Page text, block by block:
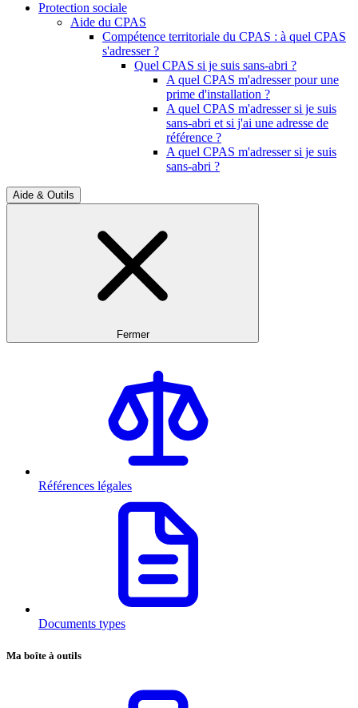
Protection sociale
Aide du CPAS
Compétence territoriale du CPAS : à quel CPAS
s'adresser ?
Quel CPAS si je suis sans-abri ?
A quel CPAS m'adresser pour une
prime d'installation ?
A quel CPAS m'adresser si je suis
sans-abri et si j'ai une adresse de
référence ?
A quel CPAS m'adresser si je suis
sans-abri ?
Aide & Outils
Fermer
Références légales
Documents types
Ma boîte à outils